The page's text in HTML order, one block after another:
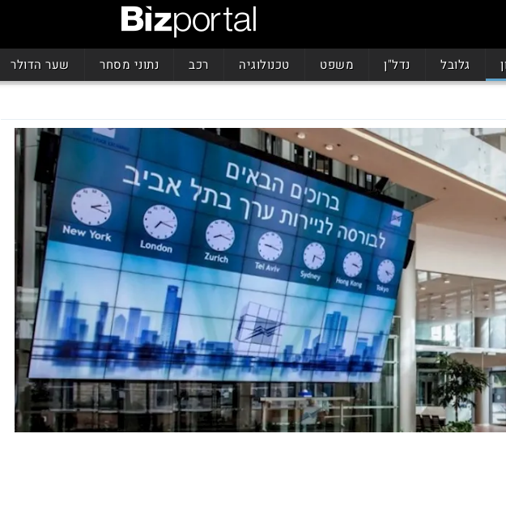
גלובל נדל"ן משפט טכנולוגיה רכב נתוני מסחר שער הדולר